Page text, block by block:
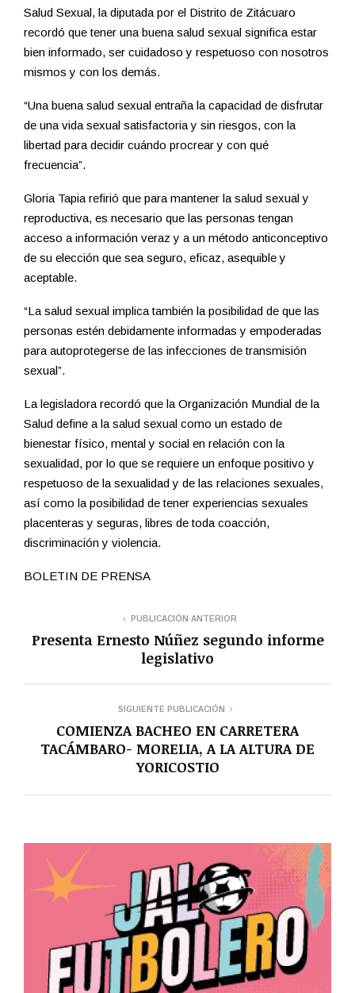
Salud Sexual, la diputada por el Distrito de Zitácuaro
recordó que tener una buena salud sexual significa estar
bien informado, ser cuidadoso y respetuoso con nosotros
mismos y con los demás.
“Una buena salud sexual entraña la capacidad de disfrutar
de una vida sexual satisfactoria y sin riesgos, con la
libertad para decidir cuándo procrear y con qué
frecuencia”.
Gloria Tapia refirió que para mantener la salud sexual y
reproductiva, es necesario que las personas tengan
acceso a información veraz y a un método anticonceptivo
de su elección que sea seguro, eficaz, asequible y
aceptable.
“La salud sexual implica también la posibilidad de que las
personas estén debidamente informadas y empoderadas
para autoprotegerse de las infecciones de transmisión
sexual”.
La legisladora recordó que la Organización Mundial de la
Salud define a la salud sexual como un estado de
bienestar físico, mental y social en relación con la
sexualidad, por lo que se requiere un enfoque positivo y
respetuoso de la sexualidad y de las relaciones sexuales,
así como la posibilidad de tener experiencias sexuales
placenteras y seguras, libres de toda coacción,
discriminación y violencia.
BOLETIN DE PRENSA
PUBLICACIÓN ANTERIOR
Presenta Ernesto Núñez segundo informe
legislativo
SIGUIENTE PUBLICACIÓN
COMIENZA BACHEO EN CARRETERA
TACÁMBARO- MORELIA, A LA ALTURA DE
YORICOSTIO